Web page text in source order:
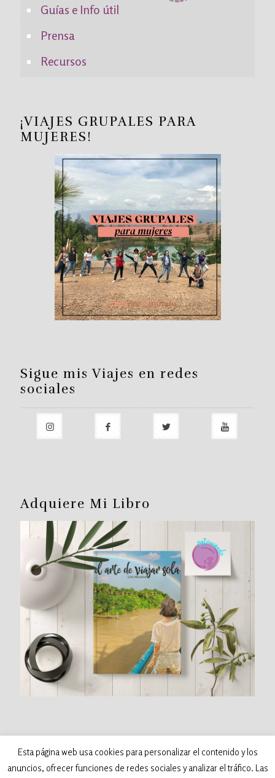
Guías e Info útil
Prensa
Recursos
¡VIAJES GRUPALES PARA
MUJERES!
Sigue mis Viajes en redes
sociales
Adquiere Mi Libro
©2026 Patoneando - Blog de viajes. Todos los
derechos reservados. Desarrollado por:
Esta página web usa cookies para personalizar el contenido y los
anuncios, ofrecer funciones de redes sociales y analizar el tráfico. Las